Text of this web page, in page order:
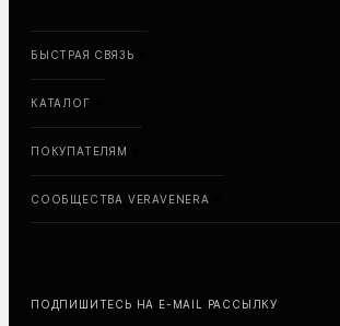
БЫСТРАЯ СВЯЗЬ
КАТАЛОГ
ПОКУПАТЕЛЯМ
СООБЩЕСТВА VERAVENERA
ПОДПИШИТЕСЬ НА E-MAIL РАССЫЛКУ